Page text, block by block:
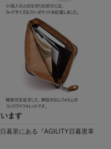
ます
暮里にある『AGILITY日暮里革